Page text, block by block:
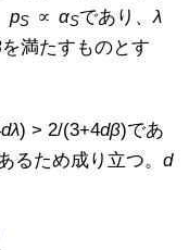
pS ∝ αSであり、 λ
を満たすものとす
dλ) > 2/(3+4dβ)であ
るため成り立つ。 d